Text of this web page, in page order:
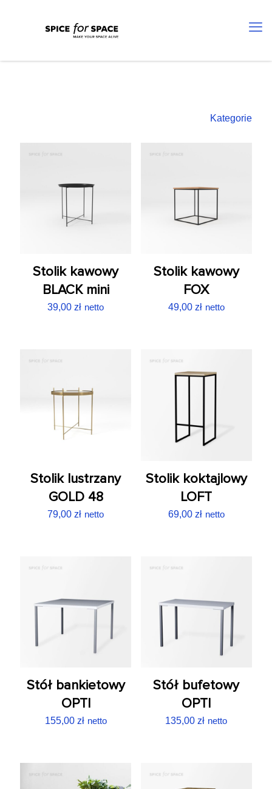
Kategorie
Stolik kawowy
BLACK mini
39,00zł netto
Stolik kawowy
FOX
49,00 zł netto
Stolik lustrzany
GOLD 48
79,00zł netto
Stolik koktajlowy
LOFT
69,00 zł netto
Stół bankietowy
OPTI
155,00 zł netto
Stół bufetowy
OPTI
135,00zł netto